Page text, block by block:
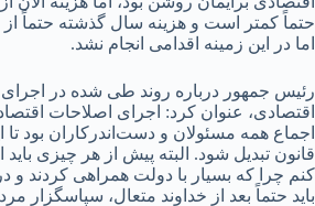
حتماً کمتر است و هزینه سال گذشته حتماً از
اما در این زمینه اقدامی انجام نشد.
رئیس جمهور درباره روند طی شده در
اقتصادی، عنوان کرد: اجرای اصلاحات
اجماع همه مسئولان و دست‌اندرکاران بود تا
قانون تبدیل شود. البته پیش از هر چیزی
کنم چرا که بسیار با دولت همراهی کردند و
باید حتماً بعد از خداوند متعال، سپاسگزار